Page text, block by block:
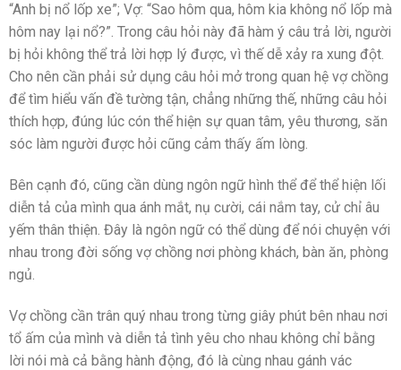
“Anh bị nổ lốp xe”; Vợ: “Sao hôm qua, hôm kia không nổ lốp mà
hôm nay lại nổ?”. Trong câu hỏi này đã hàm ý câu trả lời, người
bị hỏi không thể trả lời hợp lý được, vì thế dễ xảy ra xung đột.
Cho nên cần phải sử dụng câu hỏi mở trong quan hệ vợ chồng
để tìm hiểu vấn đề tường tận, chẳng những thế, những câu hỏi
thích hợp, đúng lúc cón thể hiện sự quan tâm, yêu thương, săn
sóc làm người được hỏi cũng cảm thấy ấm lòng.
Bên cạnh đó, cũng cần dùng ngôn ngữ hình thể để thể hiện lối
diễn tả của mình qua ánh mắt, nụ cười, cái nắm tay, cử chỉ âu
yếm thân thiện. Đây là ngôn ngữ có thể dùng để nói chuyện với
nhau trong đời sống vợ chồng nơi phòng khách, bàn ăn, phòng
ngủ.
Vợ chồng cần trân quý nhau trong từng giây phút bên nhau nơi
tổ ấm của mình và diễn tả tình yêu cho nhau không chỉ bằng
lời nói mà cả bằng hành động, đó là cùng nhau gánh vác